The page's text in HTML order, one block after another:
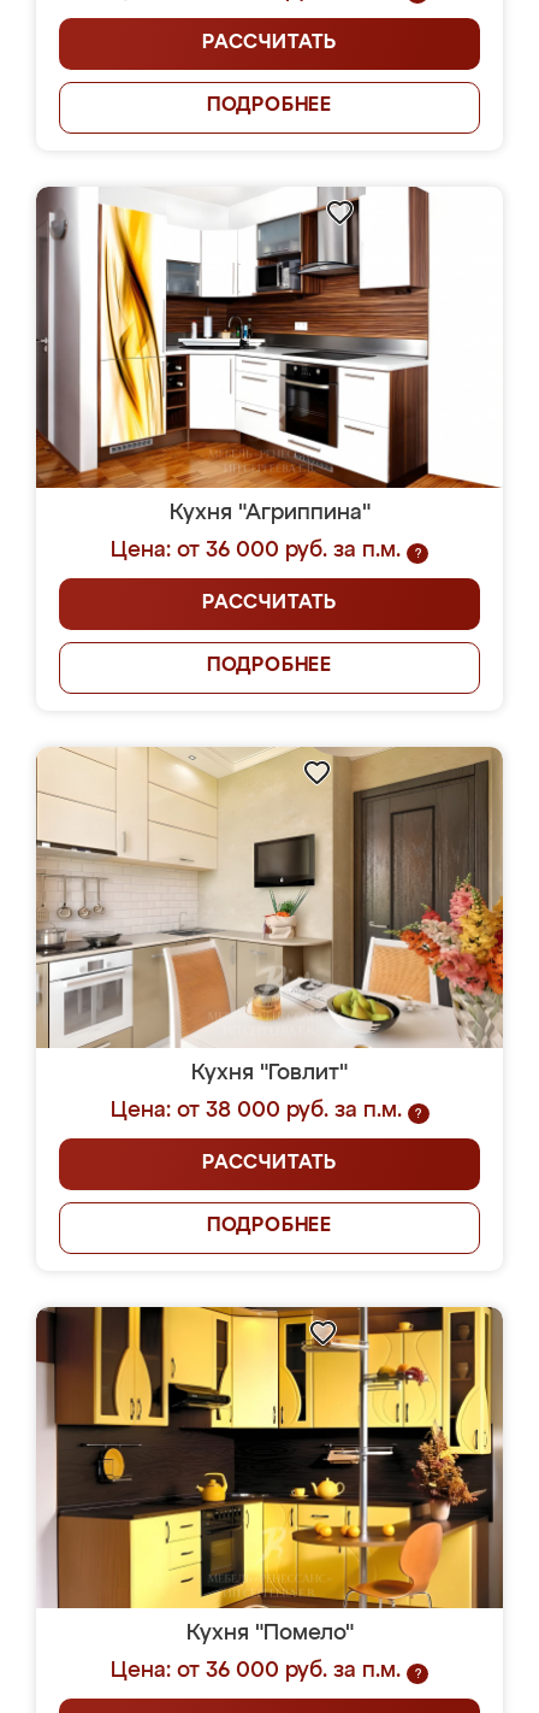
РАССЧИТАТЬ
ПОДРОБНЕЕ
Кухня "Агриппина"
Цена: от 36 000 руб. за п.м.
?
РАССЧИТАТЬ
ПОДРОБНЕЕ
Кухня "Говлит"
Цена: от 38 000 руб. за п.м.
?
РАССЧИТАТЬ
ПОДРОБНЕЕ
Кухня "Помело"
Цена: от 36 000 руб. за п.м.
?